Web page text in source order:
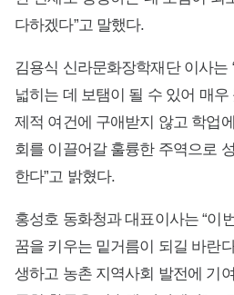
다하겠다”고 말했다.
김용식 신라문화장학재단 이사는
넓히는 데 보탬이 될 수 있어 매우
제적 여건에 구애받지 않고 학업
회를 이끌어갈 훌륭한 주역으로
한다”고 밝혔다.
홍성호 동화청과 대표이사는 “이
꿈을 키우는 밑거름이 되길 바란
생하고 농촌 지역사회 발전에 기